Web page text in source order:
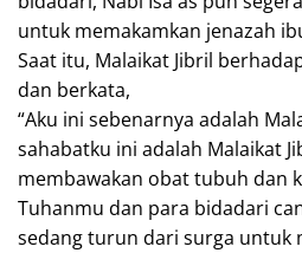
untuk memakamkan jenazah
Saat itu, Malaikat Jibril
dan berkata,
“Aku ini sebenarnya adalah
sahabatku ini adalah Malaikat
membawakan obat tubuh dan
Tuhanmu dan para bidadari
sedang turun dari surga untuk